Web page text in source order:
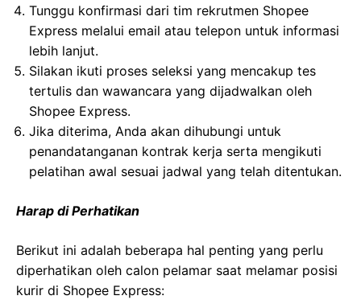
Tunggu konfirmasi dari tim rekrutmen Shopee
Express melalui email atau telepon untuk informasi
lebih lanjut.
Silakan ikuti proses seleksi yang mencakup tes
tertulis dan wawancara yang dijadwalkan oleh
Shopee Express.
Jika diterima, Anda akan dihubungi untuk
penandatanganan kontrak kerja serta mengikuti
pelatihan awal sesuai jadwal yang telah ditentukan.
Harap di Perhatikan
Berikut ini adalah beberapa hal penting yang perlu
diperhatikan oleh calon pelamar saat melamar posisi
kurir di Shopee Express: